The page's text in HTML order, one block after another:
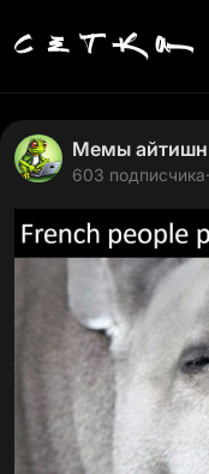
Мемы
603 подписчика